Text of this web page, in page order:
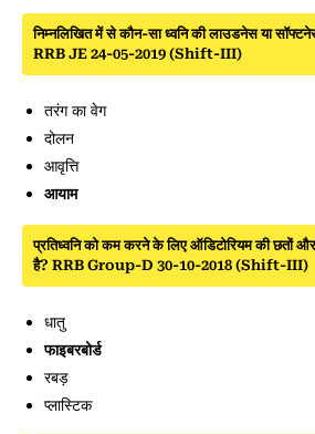
निम्नलिखित में से कौन-सा ध्वनि की लाउडनेस या सॉफ्टनेस
RRB JE 24-05-2019 (Shift-III)
तरंग का वेग
दोलन
आवृत्ति
आयाम
प्रतिध्वनि को कम करने के लिए ऑडिटोरियम की छतों और
है? RRB Group-D 30-10-2018 (Shift-III)
धातु
फाइबरबोर्ड
रबड़
प्लास्टिक